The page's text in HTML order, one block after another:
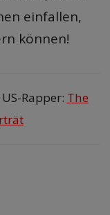
einfallen,
können!
Rapper: The